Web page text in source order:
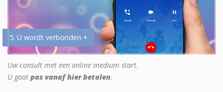
5. U wordt verbonden +
Uw consult met een online medium start.
U gaat pas vanaf hier betalen.